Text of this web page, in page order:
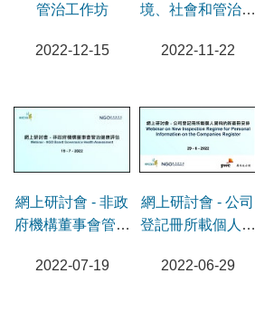
管治工作坊
2022-12-15
境、社會和管治報
2022-11-22
網上研討會 - 非政
府機構董事會管治
2022-07-19
網上研討會 - 公司
登記冊所載個人資
2022-06-29